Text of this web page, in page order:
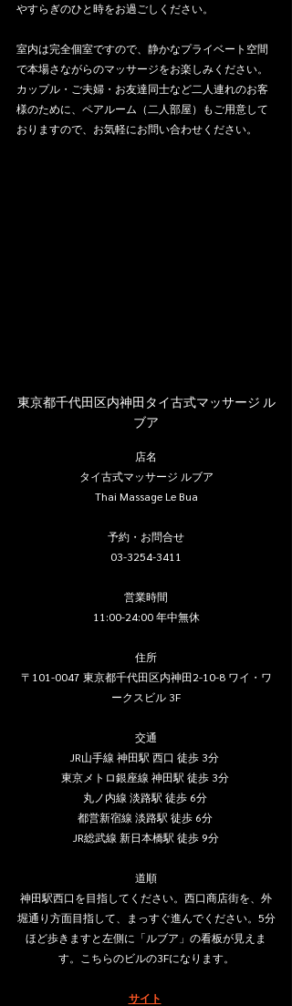
やすらぎのひと時をお過ごしください。
室内は完全個室ですので、静かなプライベート空間
で本場さながらのマッサージをお楽しみください。
カップル・ご夫婦・お友達同士など二人連れのお客
様のために、ペアルーム（二人部屋）もご用意して
おりますので、お気軽にお問い合わせください。
東京都千代田区内神田タイ古式マッサージ ル
ブア
店名
タイ古式マッサージ ルブア
Thai Massage Le Bua
予約・お問合せ
03-3254-3411
営業時間
11:00-24:00 年中無休
住所
〒101-0047 東京都千代田区内神田2-10-8 ワイ・ワ
ークスビル 3F
交通
JR山手線 神田駅 西口 徒歩 3分
東京メトロ銀座線 神田駅 徒歩 3分
丸ノ内線 淡路駅 徒歩 6分
都営新宿線 淡路駅 徒歩 6分
JR総武線 新日本橋駅 徒歩 9分
道順
神田駅西口を目指してください。西口商店街を、外
堀通り方面目指して、まっすぐ進んでください。5分
ほど歩きますと左側に「ルブア」の看板が見えま
す。こちらのビルの3Fになります。
サイト